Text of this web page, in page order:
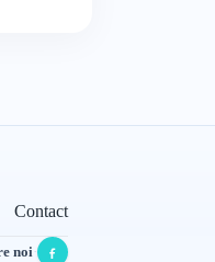
Contact
noi·